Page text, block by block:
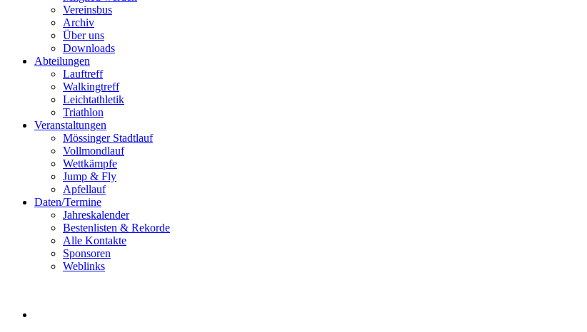
Vereinsbus
Archiv
Über uns
Downloads
Abteilungen
Lauftreff
Walkingtreff
Leichtathletik
Triathlon
Veranstaltungen
Mössinger Stadtlauf
Vollmondlauf
Wettkämpfe
Jump & Fly
Apfellauf
Daten/Termine
Jahreskalender
Bestenlisten & Rekorde
Alle Kontakte
Sponsoren
Weblinks